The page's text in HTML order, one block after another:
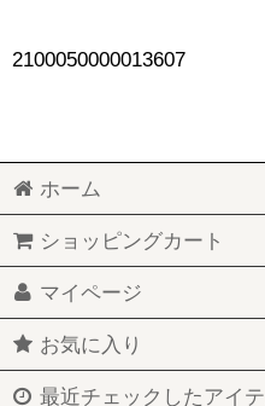
2100050000013607
ホーム
ショッピングカート
マイページ
お気に入り
最近チェックしたアイ